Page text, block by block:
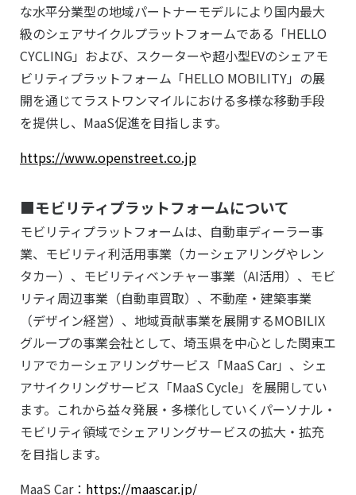
な水平分業型の地域パートナーモデルにより国内最大
級のシェアサイクルプラットフォームである「HELLO
CYCLING」および、スクーターや超小型EVのシェアモ
ビリティプラットフォーム「HELLO MOBILITY」の展
開を通じてラストワンマイルにおける多様な移動手段
を提供し、MaaS促進を目指します。
https://www.openstreet.co.jp
■モビリティプラットフォームについて
モビリティプラットフォームは、自動車ディーラー事
業、モビリティ利活用事業（カーシェアリングやレン
タカー）、モビリティベンチャー事業（AI活用）、モビ
リティ周辺事業（自動車買取）、不動産・建築事業
（デザイン経営）、地域貢献事業を展開するMOBILIX
グループの事業会社として、埼玉県を中心とした関東エ
リアでカーシェアリングサービス「MaaS Car」、シェ
アサイクリングサービス「MaaS Cycle」を展開してい
ます。これから益々発展・多様化していくパーソナル・
モビリティ領域でシェアリングサービスの拡大・拡充
を目指します。
MaaS Car： https://maascar.jp/